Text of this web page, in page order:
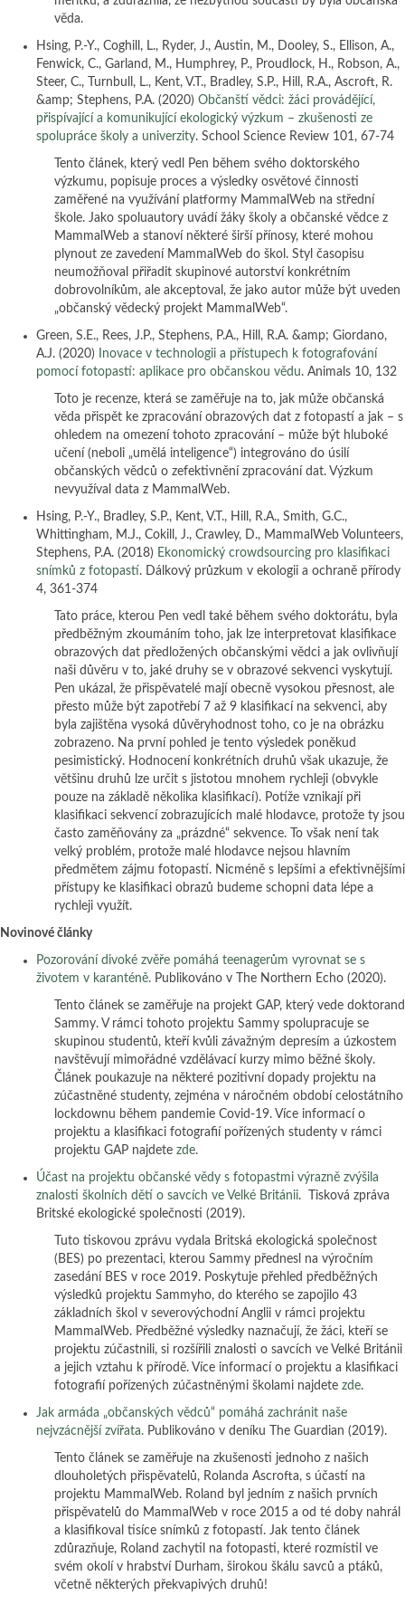
věda.
Hsing, P.-Y., Coghill, L., Ryder, J., Austin, M., Dooley, S., Ellison, A.,
Fenwick, C., Garland, M., Humphrey, P., Proudlock, H., Robson, A.,
Steer, C., Turnbull, L., Kent, V.T., Bradley, S.P., Hill, R.A., Ascroft, R.
&amp; Stephens, P.A. (2020) Občanští vědci: žáci provádějící,
přispívající a komunikující ekologický výzkum – zkušenosti ze
spolupráce školy a univerzity. School Science Review 101, 67-74
Tento článek, který vedl Pen během svého doktorského
výzkumu, popisuje proces a výsledky osvětové činnosti
zaměřené na využívání platformy MammalWeb na střední
škole. Jako spoluautory uvádí žáky školy a občanské vědce z
MammalWeb a stanoví některé širší přínosy, které mohou
plynout ze zavedení MammalWeb do škol. Styl časopisu
neumožňoval přiřadit skupinové autorství konkrétním
dobrovolníkům, ale akceptoval, že jako autor může být uveden
„občanský vědecký projekt MammalWeb“.
Green, S.E., Rees, J.P., Stephens, P.A., Hill, R.A. &amp; Giordano,
A.J. (2020)
Inovace v technologii a přístupech k fotografování
pomocí fotopastí: aplikace pro občanskou vědu. Animals 10, 132
Toto je recenze, která se zaměřuje na to, jak může občanská
věda přispět ke zpracování obrazových dat z fotopastí a jak – s
ohledem na omezení tohoto zpracování – může být hluboké
učení (neboli „umělá inteligence“) integrováno do úsilí
občanských vědců o zefektivnění zpracování dat. Výzkum
nevyužíval data z MammalWeb.
Hsing, P.-Y., Bradley, S.P., Kent, V.T., Hill, R.A., Smith, G.C.,
Whittingham, M.J., Cokill, J., Crawley, D., MammalWeb Volunteers,
Stephens, P.A. (2018) Ekonomický crowdsourcing pro klasifikaci
snímků z fotopastí. Dálkový průzkum v ekologii a ochraně přírody
4, 361-374
Tato práce, kterou Pen vedl také během svého doktorátu, byla
předběžným zkoumáním toho, jak lze interpretovat klasifikace
obrazových dat předložených občanskými vědci a jak ovlivňují
naši důvěru v to, jaké druhy se v obrazové sekvenci vyskytují.
Pen ukázal, že přispěvatelé mají obecně vysokou přesnost, ale
přesto může být zapotřebí 7 až 9 klasifikací na sekvenci, aby
byla zajištěna vysoká důvěryhodnost toho, co je na obrázku
zobrazeno. Na první pohled je tento výsledek poněkud
pesimistický. Hodnocení konkrétních druhů však ukazuje, že
většinu druhů lze určit s jistotou mnohem rychleji (obvykle
pouze na základě několika klasifikací). Potíže vznikají při
klasifikaci sekvencí zobrazujících malé hlodavce, protože ty jsou
často zaměňovány za „prázdné“ sekvence. To však není tak
velký problém, protože malé hlodavce nejsou hlavním
předmětem zájmu fotopastí. Nicméně s lepšími a efektivnějšími
přístupy ke klasifikaci obrazů budeme schopni data lépe a
rychleji využít.
Novinové články
Pozorování divoké zvěře pomáhá teenagerům vyrovnat se s
životem v karanténě. Publikováno v The Northern Echo (2020).
Tento článek se zaměřuje na projekt GAP, který vede doktorand
Sammy. V rámci tohoto projektu Sammy spolupracuje se
skupinou studentů, kteří kvůli závažným depresím a úzkostem
navštěvují mimořádné vzdělávací kurzy mimo běžné školy.
Článek poukazuje na některé pozitivní dopady projektu na
zúčastněné studenty, zejména v náročném období celostátního
lockdownu během pandemie Covid-19. Více informací o
projektu a klasifikaci fotografií pořízených studenty v rámci
projektu GAP najdete zde.
Účast na projektu občanské vědy s fotopastmi výrazně zvýšila
znalosti školních dětí o savcích ve Velké Británii. Tisková zpráva
Britské ekologické společnosti (2019).
Tuto tiskovou zprávu vydala Britská ekologická společnost
(BES) po prezentaci, kterou Sammy přednesl na výročním
zasedání BES v roce 2019. Poskytuje přehled předběžných
výsledků projektu Sammyho, do kterého se zapojilo 43
základních škol v severovýchodní Anglii v rámci projektu
MammalWeb. Předběžné výsledky naznačují, že žáci, kteří se
projektu zúčastnili, si rozšířili znalosti o savcích ve Velké Británii
a jejich vztahu k přírodě. Více informací o projektu a klasifikaci
fotografií pořízených zúčastněnými školami najdete zde.
Jak armáda „občanských vědců“ pomáhá zachránit naše
nejvzácnější zvířata. Publikováno v deníku The Guardian (2019).
Tento článek se zaměřuje na zkušenosti jednoho z našich
dlouholetých přispěvatelů, Rolanda Ascrofta, s účastí na
projektu MammalWeb. Roland byl jedním z našich prvních
přispěvatelů do MammalWeb v roce 2015 a od té doby nahrál
a klasifikoval tisíce snímků z fotopastí. Jak tento článek
zdůrazňuje, Roland zachytil na fotopasti, které rozmístil ve
svém okolí v hrabství Durham, širokou škálu savců a ptáků,
včetně některých překvapivých druhů!